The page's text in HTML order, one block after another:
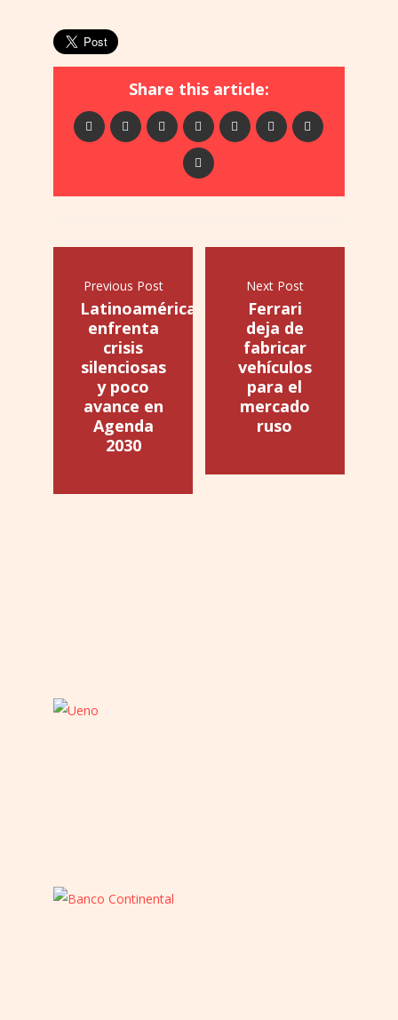
Share this article:
Previous Post
Latinoamérica
enfrenta
crisis
silenciosas
y poco
avance en
Agenda
2030
Next Post
Ferrari
deja de
fabricar
vehículos
para el
mercado
ruso